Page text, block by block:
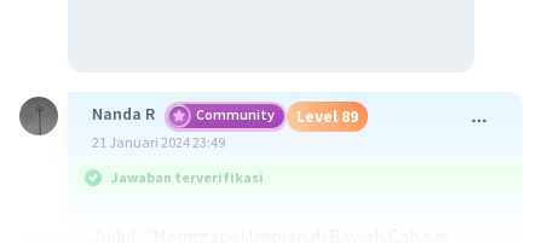
Nanda R Community Level 89
21 Januari 2024 23:49
Jawaban terverifikasi